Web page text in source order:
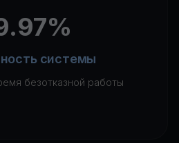
системы
безотказной работы